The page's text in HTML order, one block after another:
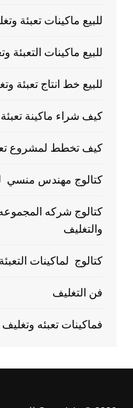
للبيع ماكينات تعبئة
للبيع ماكينات التعبئة
للبيع خط انتاج تعبئة
كيف شراء ماكينة
كيف تخطط لمشروع
كتالوج مهندس منسي
كتالوج شركه
والتغليف
كتالوج لماكينات
فن التغليف
فماكينات تعبئه وتغليف